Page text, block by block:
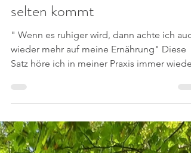
warum der richtige Zeitpunkt
selten kommt
" Wenn es ruhiger wird, dann achte ich
wieder mehr auf meine Ernährung" Diese
Sie warten vielmehr auf den Moment, an
dem der Alltag weniger fordernd ist und